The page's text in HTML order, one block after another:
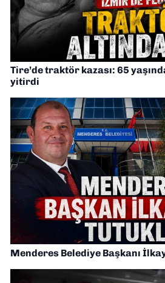
Tire’de traktör kazası: 65
yitirdi
Menderes Belediye Başkanı